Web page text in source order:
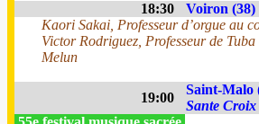
18:30 Voiron (38)
Kaori Sakai, Professeur d’orgue au
Victor Rodriguez, Professeur de
Melun
19:00
Saint-Malo
Sante Croix